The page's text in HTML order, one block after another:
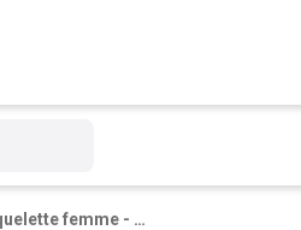
Déguisement de squelette femme - 100 % Polyester - Taille unique - Noir et blanc